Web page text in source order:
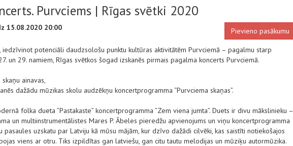
Purvciems | Rīgas svētki 2020
15.08.2020 20:00 Pievieno pasākumu
iedzīvinot potenciāli daudzsološu punktu kultūras aktivitātēm Purvciemā – pagalmu starp
un 29. namiem, Rīgas svētkos šogad izskanēs pirmais pagalma koncerts Purvciemā.
ainavas,
dažādu mūzikas skolu audzēkņu koncertprogramma “Purvciema skaņas”.
folka dueta ”Pastakaste” koncertprogramma ”Zem viena jumta”. Duets ir divu mākslinieku –
un multiinstrumentālistes Mares P. Ābeles pieredžu apvienojums un viņu koncertprogramma
pasaules uzskatu par Latviju kā mūsu mājām, kur dzīvo dažādi cilvēki, kas saistīti notiekošajos
viens ar otru. Tiks izpildītas gan latviešu, gan citu tautu melodijas un mūziķu autormūzika.